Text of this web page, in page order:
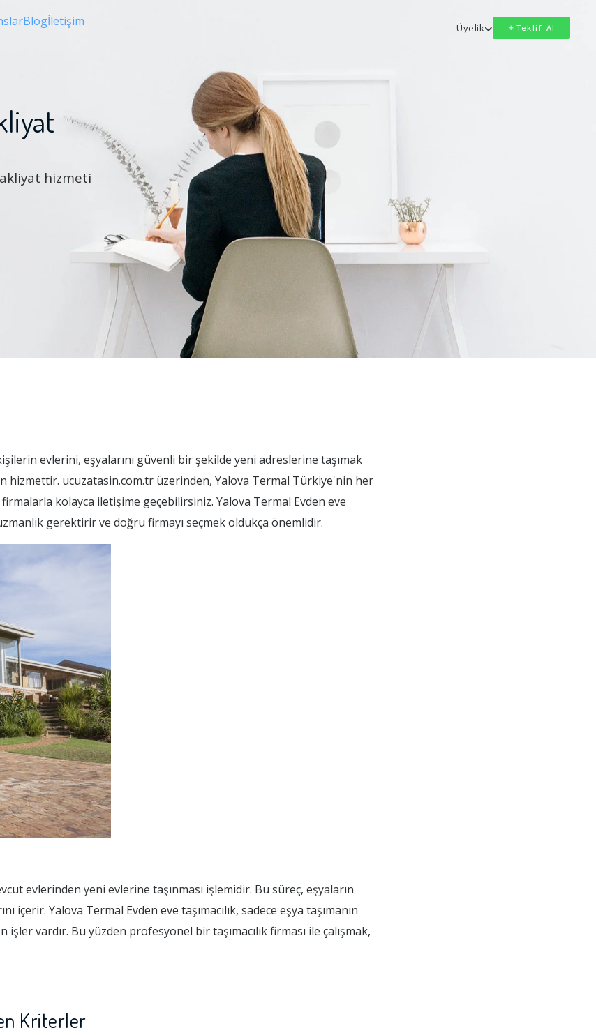
Blogİletişim Üyelik Teklif Al
hizmeti
evlerini, eşyalarını güvenli bir şekilde yeni adreslerine taşımak
hizmettir. ucuzatasin.com.tr üzerinden, Yalova Termal Türkiye'nin her
kolayca iletişime geçebilirsiniz. Yalova Termal Evden eve
gerektirir ve doğru firmayı seçmek oldukça önemlidir.
evlerinden yeni evlerine taşınması işlemidir. Bu süreç, eşyaların
Yalova Termal Evden eve taşımacılık, sadece eşya taşımanın
vardır. Bu yüzden profesyonel bir taşımacılık firması ile çalışmak,
Kriterler